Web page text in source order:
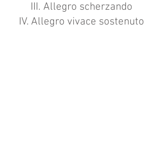
III. Allegro scherzando
IV. Allegro vivace sostenuto